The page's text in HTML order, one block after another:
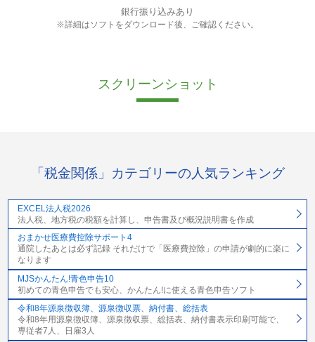
銀行振り込みあり
※詳細はソフトをダウンロード後、ご確認ください。
スクリーンショット
「税金関係」カテゴリーの人気ランキング
EXCEL法人税2026
法人税、地方税の税額を計算し、申告書及び概況説明書を作成
おまかせ医療費控除サポート4
通院したあとは必ず記録 それだけで「医療費控除」の申請が劇的に楽に
なります
MJSかんたん!青色申告10
初めての青色申告でも安心、かんたん!に使える青色申告ソフト
令和8年源泉徴収簿、源泉徴収票、納付書、総括表
令和8年用源泉徴収簿、源泉徴収票、総括表、納付書表示印刷可能で、
専従者7人、日雇3人